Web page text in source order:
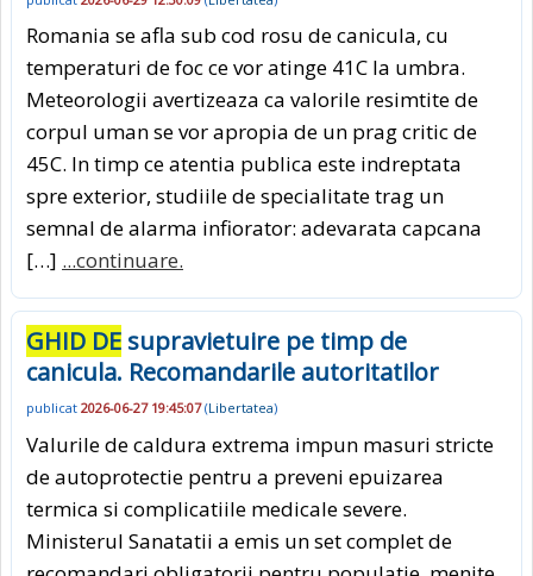
Romania se afla sub cod rosu de canicula, cu
temperaturi de foc ce vor atinge 41C la umbra.
Meteorologii avertizeaza ca valorile resimtite de
corpul uman se vor apropia de un prag critic de
45C. In timp ce atentia publica este indreptata
spre exterior, studiile de specialitate trag un
semnal de alarma infiorator: adevarata capcana
[…] ...continuare.
GHID DE supravietuire pe timp de
canicula. Recomandarile autoritatilor
publicat 2026-06-27 19:45:07(Libertatea)
Valurile de caldura extrema impun masuri stricte
de autoprotectie pentru a preveni epuizarea
termica si complicatiile medicale severe.
Ministerul Sanatatii a emis un set complet de